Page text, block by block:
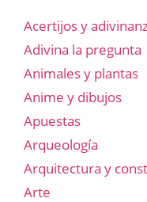
Acertijos y
Adivina la pregunta
Animales y plantas
Anime y dibujos
Apuestas
Arqueología
Arquitectura y
Arte